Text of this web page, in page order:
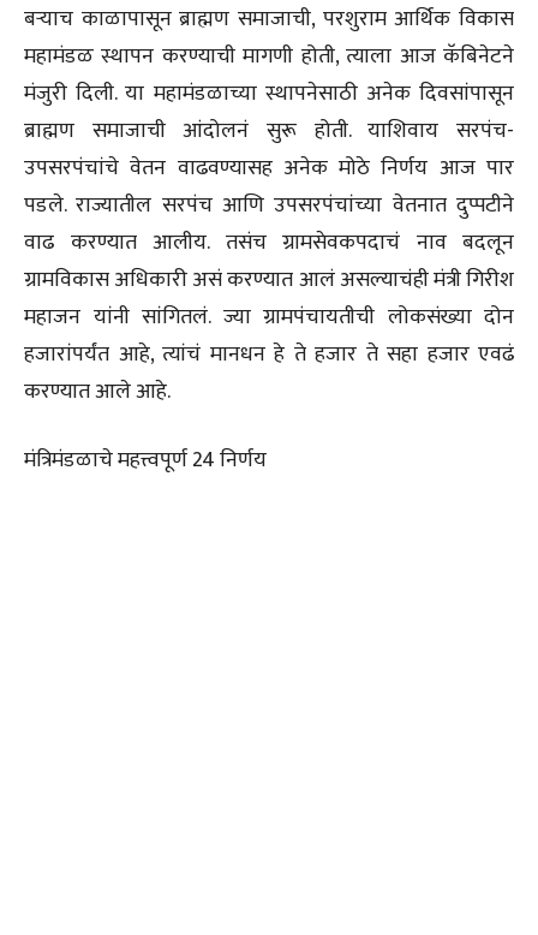
बऱ्याच काळापासून ब्राह्मण समाजाची, परशुराम आर्थिक विकास
महामंडळ स्थापन करण्याची मागणी होती, त्याला आज कॅबिनेटने
मंजुरी दिली. या महामंडळाच्या स्थापनेसाठी अनेक दिवसांपासून
ब्राह्मण समाजाची आंदोलनं सुरू होती. याशिवाय सरपंच-
उपसरपंचांचे वेतन वाढवण्यासह अनेक मोठे निर्णय आज पार
पडले. राज्यातील सरपंच आणि उपसरपंचांच्या वेतनात दुप्पटीने
वाढ करण्यात आलीय. तसंच ग्रामसेवकपदाचं नाव बदलून
ग्रामविकास अधिकारी असं करण्यात आलं असल्याचंही मंत्री गिरीश
महाजन यांनी सांगितलं. ज्या ग्रामपंचायतीची लोकसंख्या दोन
हजारांपर्यंत आहे, त्यांचं मानधन हे ते हजार ते सहा हजार एवढं
करण्यात आले आहे.
मंत्रिमंडळाचे महत्त्वपूर्ण 24 निर्णय